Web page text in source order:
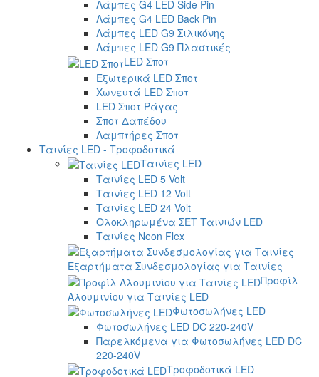
Λάμπες G4 LED Side Pin
Λάμπες G4 LED Back Pin
Λάμπες LED G9 Σιλικόνης
Λάμπες LED G9 Πλαστικές
LED Σποτ
Εξωτερικά LED Σποτ
Χωνευτά LED Σποτ
LED Σποτ Ράγας
Σποτ Δαπέδου
Λαμπτήρες Σποτ
Ταινίες LED - Τροφοδοτικά
Ταινίες LED
Ταινίες LED 5 Volt
Ταινίες LED 12 Volt
Ταινίες LED 24 Volt
Ολοκληρωμένα ΣΕΤ Ταινιών LED
Ταινίες Neon Flex
Εξαρτήματα Συνδεσμολογίας για Ταινίες
Προφίλ
Αλουμινίου για Ταινίες LED
Φωτοσωλήνες LED
Φωτοσωλήνες LED DC 220-240V
Παρελκόμενα για Φωτοσωλήνες LED DC
220-240V
Τροφοδοτικά LED